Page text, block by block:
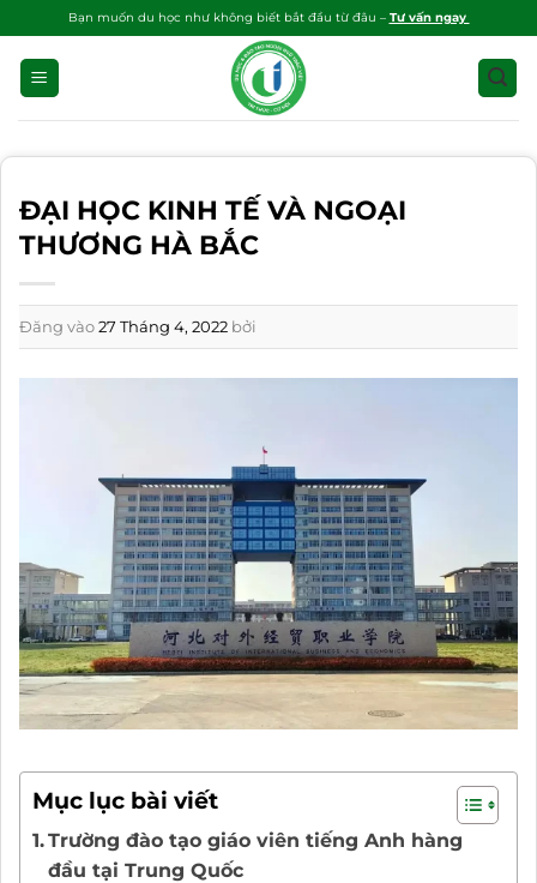
qua
dung
Bạn muốn du học như không biết bắt đầu từ đâu – Tư vấn ngay
ĐẠI HỌC KINH TẾ VÀ NGOẠI
THƯƠNG HÀ BẮC
Đăng vào27 Tháng 4, 2022 bởi
Mục lục bài viết
Trường đào tạo giáo viên tiếng Anh hàng
đầu tại Trung Quốc